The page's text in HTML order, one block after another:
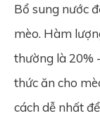
Bổ sung nước
mèo. Hàm
thường là 20%
thức ăn cho
cách dễ nhất